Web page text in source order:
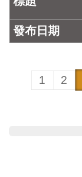
鄰
長
名
冊
1 2